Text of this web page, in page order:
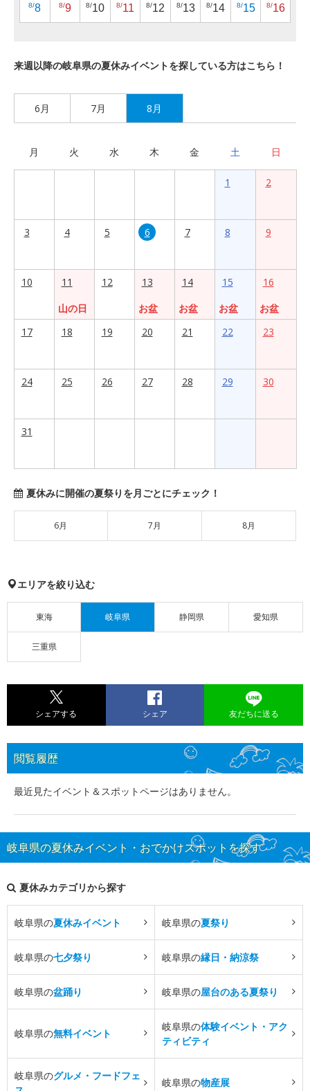
8/8 8/9 8/10 8/11 8/12 8/13 8/14 8/15 8/16
来週以降の岐阜県の夏休みイベントを探している方はこちら！
6月 7月 8月
月 火 水 木 金 土 日
1 2
3 4 5 6 7 8 9
10
11
山の日
12
13
お盆
14
お盆
15
お盆
16
お盆
17
18 19 20 21 22 23
24 25 26 27 28 29 30
31
夏休みに開催の夏祭りを月ごとにチェック！
6月 7月 8月
エリアを絞り込む
東海 岐阜県 静岡県 愛知県
三重県
シェアする シェア 友だちに送る
閲覧履歴
最近見たイベント＆スポットページはありません。
岐阜県の夏休みイベント・おでかけスポットを探す
夏休みカテゴリから探す
岐阜県の夏休みイベント 岐阜県の夏祭り
岐阜県の七夕祭り 岐阜県の縁日・納涼祭
岐阜県の盆踊り 岐阜県の屋台のある夏祭り
岐阜県の無料イベント
岐阜県の体験イベント・アク
ティビティ
岐阜県のグルメ・フードフェ
岐阜県の物産展